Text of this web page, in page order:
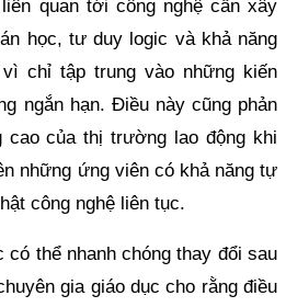
quan tới công nghệ cần xây
học, tư duy logic và khả năng
chỉ tập trung vào những kiến
ngắn hạn. Điều này cũng phản
cao của thị trường lao động khi
những ứng viên có khả năng tự
công nghệ liên tục.
có thể nhanh chóng thay đổi sau
gia giáo dục cho rằng điều